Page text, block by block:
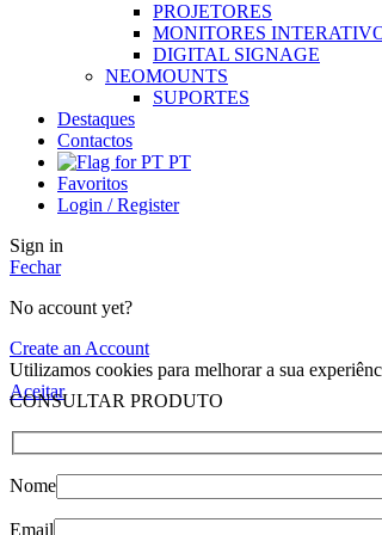
PROJETORES
MONITORES
DIGITAL SIGNAGE
NEOMOUNTS
SUPORTES
Destaques
Contactos
PT
Favoritos
Login / Register
Sign in
Fechar
No account yet?
Create an Account
Utilizamos cookies para melhorar a sua
Aceitar
CONSULTAR PRODUTO
Nome
Email